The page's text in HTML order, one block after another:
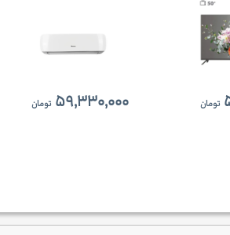
۵۹,۳۳۰,۰۰۰ تومان تومان